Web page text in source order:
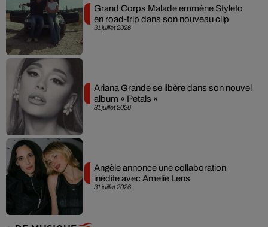
31 juillet 2026
Grand Corps Malade emmène Styleto
en road-trip dans son nouveau clip
31 juillet 2026
Ariana Grande se libère dans son nouvel
album « Petals »
31 juillet 2026
Angèle annonce une collaboration
inédite avec Amelie Lens